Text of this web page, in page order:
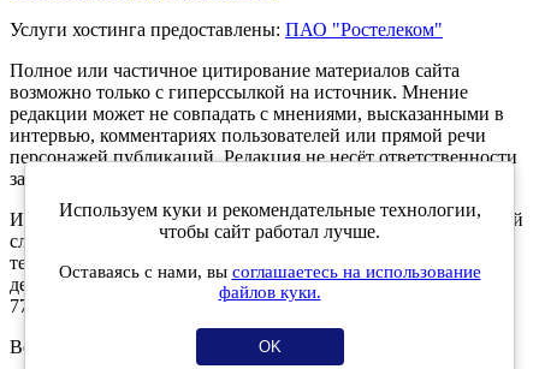
Услуги хостинга предоставлены: ПАО "Ростелеком"
Полное или частичное цитирование материалов сайта
возможно только с гиперссылкой на источник. Мнение
редакции может не совпадать с мнениями, высказанными в
интервью, комментариях пользователей или прямой речи
персонажей публикаций. Редакция не несёт ответственности
за текст комментариев читателей.
Интернет-портал Kirov.online зарегистрирован в Федеральной
службе по надзору в сфере связи, информационных
технологий и массовых коммуникаций (Роскомнадзор) 5
декабря 2019 года. Регистрационный номер ЭЛ № ФС 77 -
77189.
Возрастное ограничение 12+
Используем куки и рекомендательные технологии,
чтобы сайт работал лучше.
Оставаясь с нами, вы соглашаетесь на использование
файлов куки.
OK